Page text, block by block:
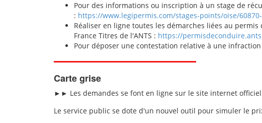
Pour des informations ou inscription à un stage de
: https://www.legipermis.com/stages-points/oise/
Réaliser en ligne toutes les démarches liées au
France Titres de l'ANTS : https://
Pour déposer une contestation relative à une
Carte grise
►► Les demandes se font en ligne sur le site internet
Le service public se dote d'un nouvel outil pour simuler le